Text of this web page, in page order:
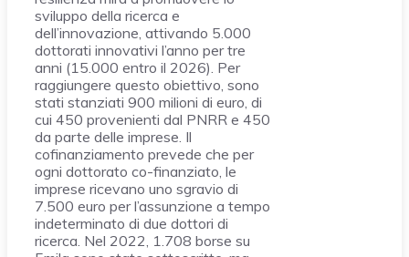
sviluppo della ricerca e
dell’innovazione, attivando 5.000
dottorati innovativi l’anno per tre
anni (15.000 entro il 2026). Per
raggiungere questo obiettivo, sono
stati stanziati 900 milioni di euro, di
cui 450 provenienti dal PNRR e 450
da parte delle imprese. Il
cofinanziamento prevede che per
ogni dottorato co-finanziato, le
imprese ricevano uno sgravio di
7.500 euro per l’assunzione a tempo
indeterminato di due dottori di
ricerca. Nel 2022, 1.708 borse su